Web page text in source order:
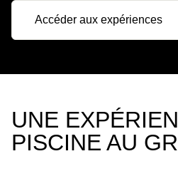
Accéder aux expériences
UNE
PISCINE AU